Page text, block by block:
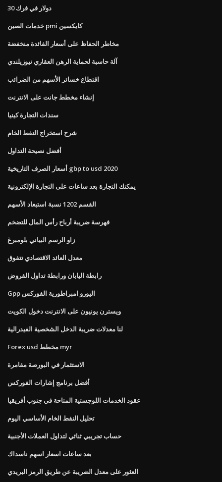
30 دولار في فرك
خدمات الصين pmi كايكسين
مخاطر الحفاظ على أسعار الفائدة منخفضة
آلة حاسبة لحماية الرهن العقاري نيوزيلندي
اقتطاع خسائر الأسهم من الضرائب
إنشاء مخطط جانت على الانترنت
سندات التجارة كينيا
شرح استخراج النفط الخام
أفضل نصيحة التداول
أسعار الصرف التاريخية gbp to usd 2020
يمكنك التجارة بعد ساعات على التجارة الإلكترونية
القسم 1202 نسبة استبعاد الأسهم
فهرسة ضريبة أرباح رأس المال للتضخم
زاو الرسم البياني بلومبرغ
معدل العائد الاقتصادي تتفوق
رابطة اليابان ورابطة تداول القروض
Gpp اليورو امبراطورية الفوركس
ويسترن يونيون على الانترنت دخول الكويت
لنا معدلات ضريبة الدخل الشخصية الفيدرالية
Forex usd مخطط myr
الاستثمار في البورصة مقامرة
أفضل برنامج إشارات الفوركس
عقود الخدمات اللوجستية المتاحة في جنوب أفريقيا
تحليل النفط الخام الأساسي اليوم
حساب تجريبي ثنائي لتداول العملات الأجنبية
بعد ساعات اسعار اسهم ناسداك
العثور على معدل الضريبة عن طريق الرمز البريدي